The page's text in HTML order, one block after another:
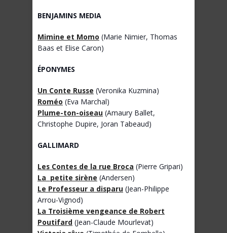
BENJAMINS MEDIA
Mimine et Momo (Marie Nimier, Thomas
Baas et Elise Caron)
ÉPONYMES
Un Conte Russe (Veronika Kuzmina)
Roméo (Eva Marchal)
Plume-ton-oiseau (Amaury Ballet,
Christophe Dupire, Joran Tabeaud)
GALLIMARD
Les Contes de la rue Broca (Pierre Gripari)
La petite sirène (Andersen)
Le Professeur a disparu (Jean-Philippe
Arrou-Vignod)
La Troisième vengeance de Robert
Poutifard (Jean-Claude Mourlevat)